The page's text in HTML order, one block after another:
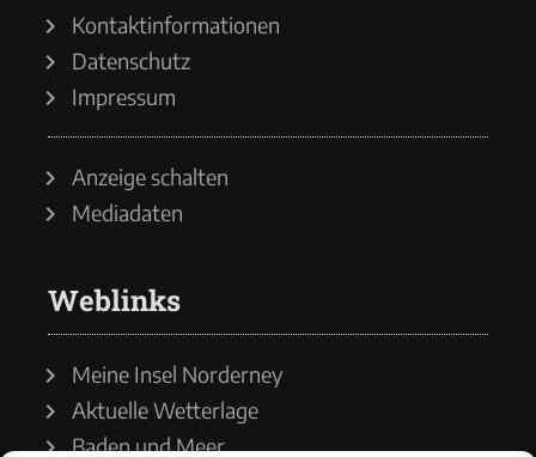
Kontaktinformationen
Datenschutz
Impressum
Anzeige schalten
Mediadaten
Weblinks
Meine Insel Norderney
Aktuelle Wetterlage
Baden und Meer